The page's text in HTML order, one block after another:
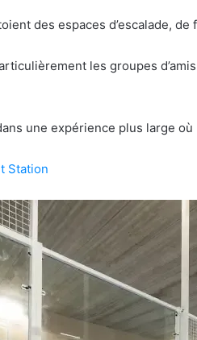
des espaces d’escalade,
les groupes
une expérience plus large
Station